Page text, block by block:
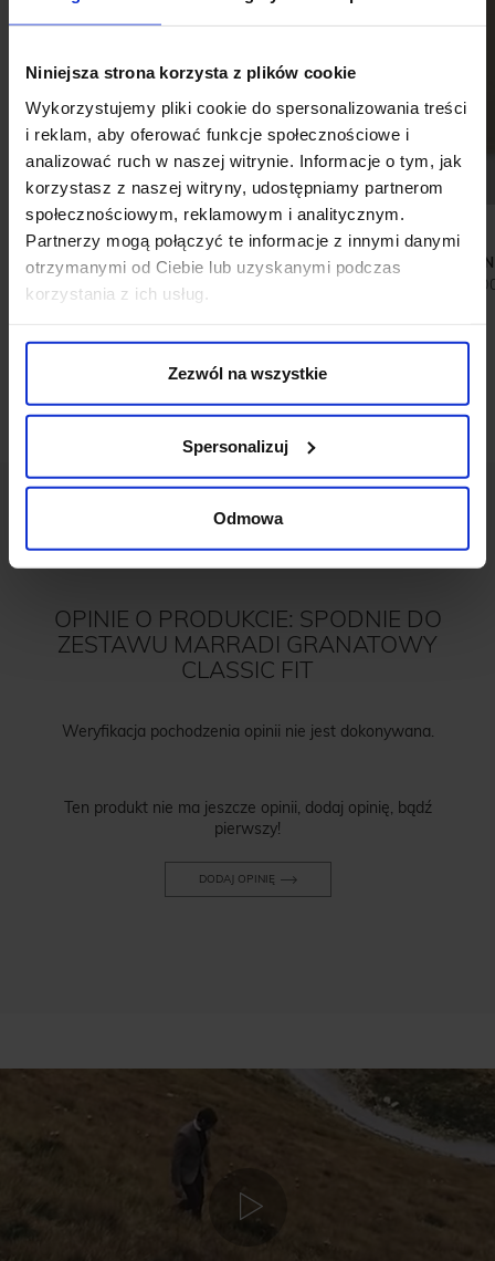
Niniejsza strona korzysta z plików cookie
Wykorzystujemy pliki cookie do spersonalizowania treści
i reklam, aby oferować funkcje społecznościowe i
analizować ruch w naszej witrynie. Informacje o tym, jak
korzystasz z naszej witryny, udostępniamy partnerom
społecznościowym, reklamowym i analitycznym.
Partnerzy mogą połączyć te informacje z innymi danymi
otrzymanymi od Ciebie lub uzyskanymi podczas
korzystania z ich usług.
Zezwól na wszystkie
Spersonalizuj
Odmowa
SPODNIE MĘSKIE CASUAL
TAVOLETO BIAŁE SLIM FIT
299,00 ZŁ
199,00 ZŁ
T SHIRT
OPINIE O PRODUKCIE: SPODNIE DO
ZESTAWU MARRADI GRANATOWY
CLASSIC FIT
Weryfikacja pochodzenia opinii nie jest dokonywana.
Ten produkt nie ma jeszcze opinii, dodaj opinię, bądź
pierwszy!
DODAJ OPINIĘ